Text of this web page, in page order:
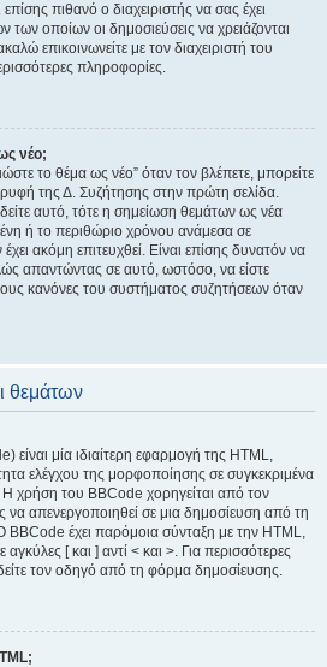
πιθανό ο διαχειριστής να σας έχει
των οποίων οι δημοσιεύσεις να χρειάζονται
επικοινωνείτε με τον διαχειριστή του
πληροφορίες.
νέο;
το θέμα ως νέο” όταν τον βλέπετε, μπορείτε
της Δ. Συζήτησης στην πρώτη σελίδα.
αυτό, τότε η σημείωση θεμάτων ως νέα
ή το περιθώριο χρόνου ανάμεσα σε
ακόμη επιτευχθεί. Είναι επίσης δυνατόν να
απαντώντας σε αυτό, ωστόσο, να είστε
κανόνες του συστήματος συζητήσεων όταν
θεμάτων
μία ιδιαίτερη εφαρμογή της HTML,
ελέγχου της μορφοποίησης σε συγκεκριμένα
Η χρήση του BBCode χορηγείται από τον
να απενεργοποιηθεί σε μια δημοσίευση από τη
έχει παρόμοια σύνταξη με την HTML,
αγκύλες [ και ] αντί < και >. Για περισσότερες
τον οδηγό από τη φόρμα δημοσίευσης.